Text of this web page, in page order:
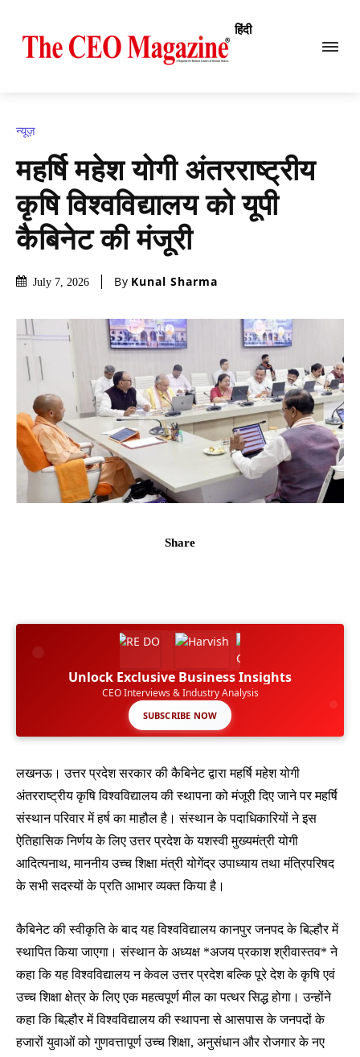
हिंदी
न्यूज़
महर्षि महेश योगी अंतरराष्ट्रीय
कृषि विश्वविद्यालय को यूपी
कैबिनेट की मंजूरी
July 7, 2026 By Kunal Sharma
Share
Unlock Exclusive Business Insights
CEO Interviews & Industry Analysis
SUBSCRIBE NOW
लखनऊ। उत्तर प्रदेश सरकार की कैबिनेट द्वारा महर्षि महेश योगी
अंतरराष्ट्रीय कृषि विश्वविद्यालय की स्थापना को मंजूरी दिए जाने पर महर्षि
संस्थान परिवार में हर्ष का माहौल है। संस्थान के पदाधिकारियों ने इस
ऐतिहासिक निर्णय के लिए उत्तर प्रदेश के यशस्वी मुख्यमंत्री योगी
आदित्यनाथ, माननीय उच्च शिक्षा मंत्री योगेंद्र उपाध्याय तथा मंत्रिपरिषद
के सभी सदस्यों के प्रति आभार व्यक्त किया है।
कैबिनेट की स्वीकृति के बाद यह विश्वविद्यालय कानपुर जनपद के बिल्हौर में
स्थापित किया जाएगा। संस्थान के अध्यक्ष *अजय प्रकाश श्रीवास्तव* ने
कहा कि यह विश्वविद्यालय न केवल उत्तर प्रदेश बल्कि पूरे देश के कृषि एवं
उच्च शिक्षा क्षेत्र के लिए एक महत्वपूर्ण मील का पत्थर सिद्ध होगा। उन्होंने
कहा कि बिल्हौर में विश्वविद्यालय की स्थापना से आसपास के जनपदों के
हजारों युवाओं को गुणवत्तापूर्ण उच्च शिक्षा, अनुसंधान और रोजगार के नए